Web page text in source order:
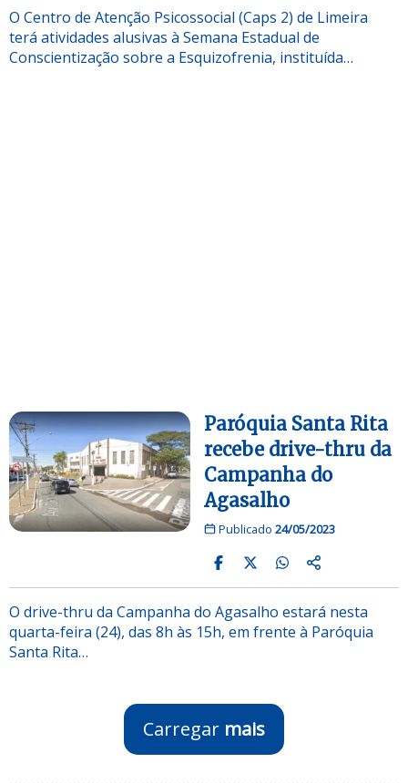
O Centro de Atenção Psicossocial (Caps 2) de Limeira
terá atividades alusivas à Semana Estadual de
Conscientização sobre a Esquizofrenia, instituída…
Paróquia Santa Rita
recebe drive-thru da
Campanha do
Agasalho
Publicado 24/05/2023
O drive-thru da Campanha do Agasalho estará nesta
quarta-feira (24), das 8h às 15h, em frente à Paróquia
Santa Rita…
Carregar mais